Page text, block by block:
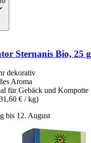
Sternanis Bio, 25 g
dekorativ
Aroma
für Gebäck und Kompotte
€ / kg)
bis 12. August